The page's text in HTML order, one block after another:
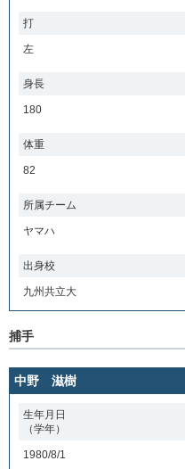
打
左
身長
180
体重
82
所属チーム
ヤマハ
出身校
九州共立大
捕手
中野 滋樹
生年月日
（学年）
1980/8/1